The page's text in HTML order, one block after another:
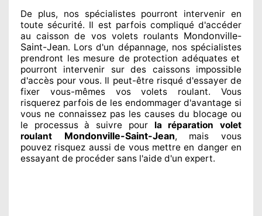
De plus, nos spécialistespourront intervenir en
toute sécurité. Il est parfois compliquéd'accéder
au caisson de vos volets roulants Mondonville-
Saint-Jean. Lors d'un dépannage, nos spécialistes
prendront les mesure de protection adéquateset
pourront intervenir sur des caissons impossible
d'accès pour vous. Il peut-être risquéd'essayer de
fixer vous-mêmes vos volets roulant. Vous
risquerez parfois de les endommagerd'avantage si
vous ne connaissez pas les causes du blocage ou
le processus à suivre pour la réparation volet
roulant Mondonville-Saint-Jean, mais vous
pouvez risquez aussi de vous mettre en danger en
essayant de procéder sans l'aide d'un expert.